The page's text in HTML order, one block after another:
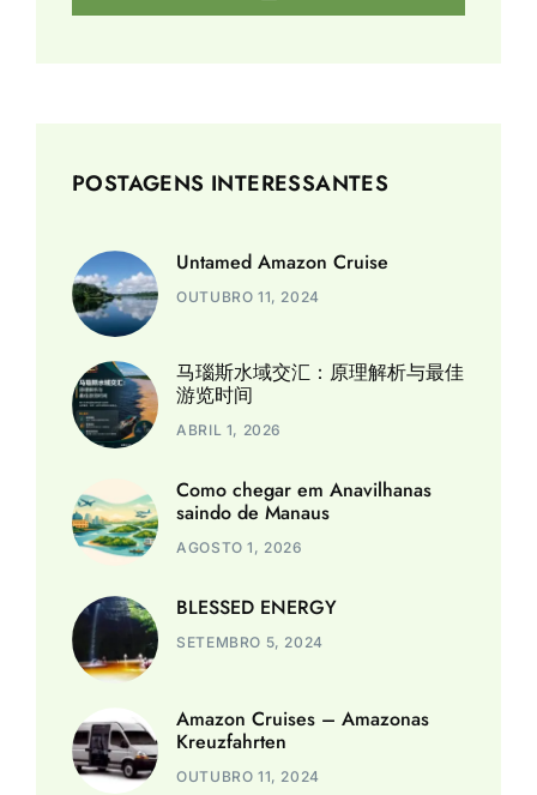
POSTAGENS INTERESSANTES
Untamed Amazon Cruise
OUTUBRO 11, 2024
马瑙斯水域交汇：原理解析与最佳
游览时间
ABRIL 1, 2026
Como chegar em Anavilhanas
saindo de Manaus
AGOSTO 1, 2026
BLESSED ENERGY
SETEMBRO 5, 2024
Amazon Cruises – Amazonas
Kreuzfahrten
OUTUBRO 11, 2024